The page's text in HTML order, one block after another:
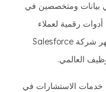
بيانات ومتخصصين في
أدوات رقمية لعملاء
الأعمال في جميع أنحاء العالم. تشتهر شركة Salesforce
العالمي.
تقدم شركة People Tech Group خدمات الاستشارات في